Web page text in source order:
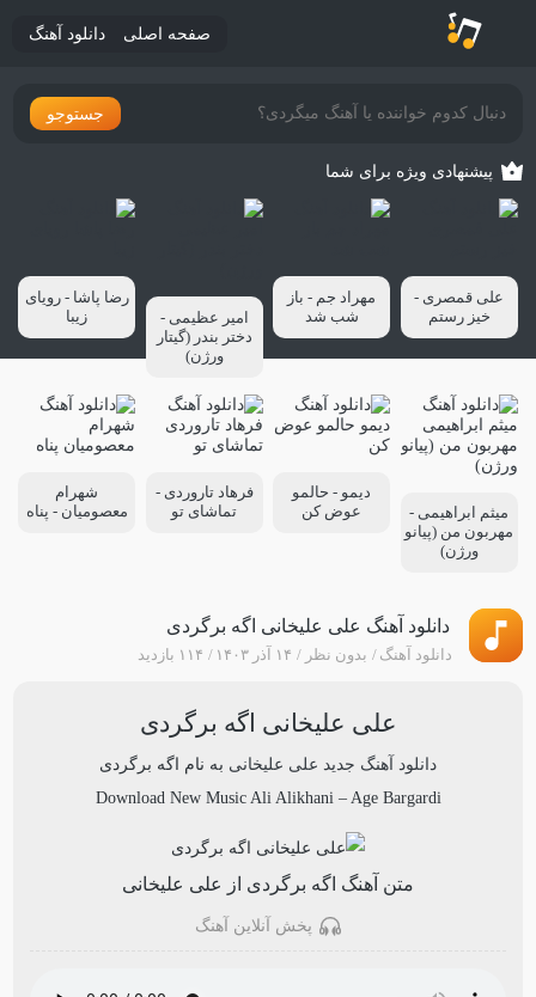
صفحه اصلی دانلود آهنگ
جستوجو
پیشنهادی ویژه برای شما
علی قمصری -
خیز رستم
مهراد جم - باز
شب شد
امیر عظیمی -
دختر بندر (گیتار
ورژن)
رضا پاشا - رویای
زیبا
میثم ابراهیمی -
مهربون من (پیانو
ورژن)
دیمو - حالمو
عوض کن
فرهاد تاروردی -
تماشای تو
شهرام
معصومیان - پناه
دانلود آهنگ علی علیخانی اگه برگردی
دانلود آهنگ بدون نظر ۱۴ آذر ۱۴۰۳ ۱۱۴ بازدید
علی علیخانی اگه برگردی
دانلود آهنگ جدید علی علیخانی به نام اگه برگردی
Download New Music Ali Alikhani – Age Bargardi
متن آهنگ اگه برگردی از علی علیخانی
پخش آنلاین آهنگ